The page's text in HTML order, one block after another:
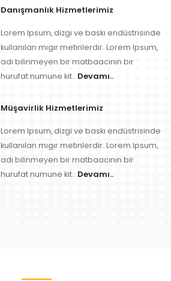
Danışmanlık Hizmetlerimiz
Lorem Ipsum, dizgi ve baskı endüstrisinde
kullanılan mıgır metinlerdir. Lorem Ipsum,
adı bilinmeyen bir matbaacının bir
hurufat numune kit.. Devamı..
Müşavirlik Hizmetlerimiz
Lorem Ipsum, dizgi ve baskı endüstrisinde
kullanılan mıgır metinlerdir. Lorem Ipsum,
adı bilinmeyen bir matbaacının bir
hurufat numune kit.. Devamı..